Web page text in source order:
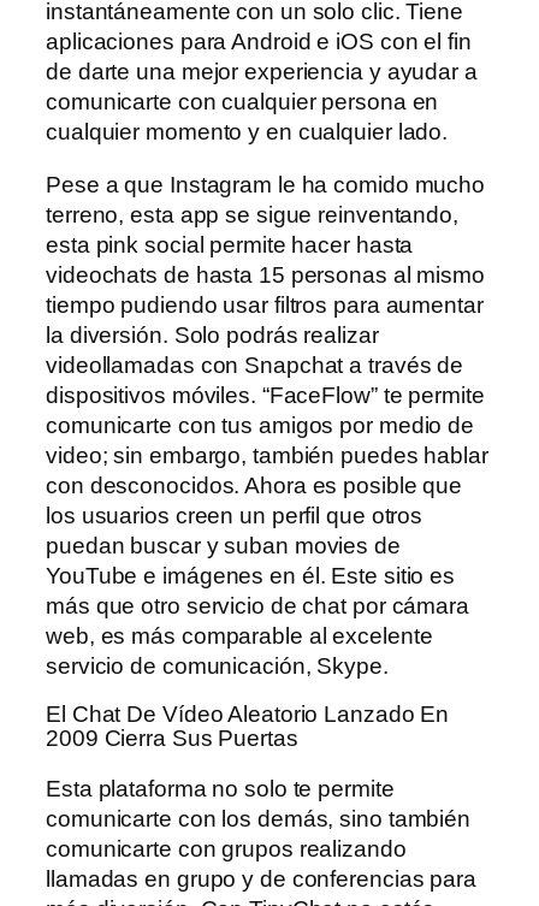
instantáneamente con un solo clic. Tiene
aplicaciones para Android e iOS con el fin
de darte una mejor experiencia y ayudar a
comunicarte con cualquier persona en
cualquier momento y en cualquier lado.
Pese a que Instagram le ha comido mucho
terreno, esta app se sigue reinventando,
esta pink social permite hacer hasta
videochats de hasta 15 personas al mismo
tiempo pudiendo usar filtros para aumentar
la diversión. Solo podrás realizar
videollamadas con Snapchat a través de
dispositivos móviles. “FaceFlow” te permite
comunicarte con tus amigos por medio de
video; sin embargo, también puedes hablar
con desconocidos. Ahora es posible que
los usuarios creen un perfil que otros
puedan buscar y suban movies de
YouTube e imágenes en él. Este sitio es
más que otro servicio de chat por cámara
web, es más comparable al excelente
servicio de comunicación, Skype.
El Chat De Vídeo Aleatorio Lanzado En
2009 Cierra Sus Puertas
Esta plataforma no solo te permite
comunicarte con los demás, sino también
comunicarte con grupos realizando
llamadas en grupo y de conferencias para